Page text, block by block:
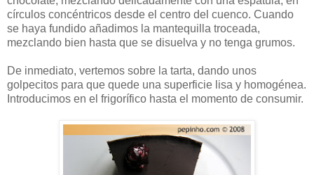
círculos concéntricos desde el centro del cuenco. Cuando
se haya fundido añadimos la mantequilla troceada,
mezclando bien hasta que se disuelva y no tenga grumos.
De inmediato, vertemos sobre la tarta, dando unos
golpecitos para que quede una superficie lisa y homogénea.
Introducimos en el frigorífico hasta el momento de consumir.